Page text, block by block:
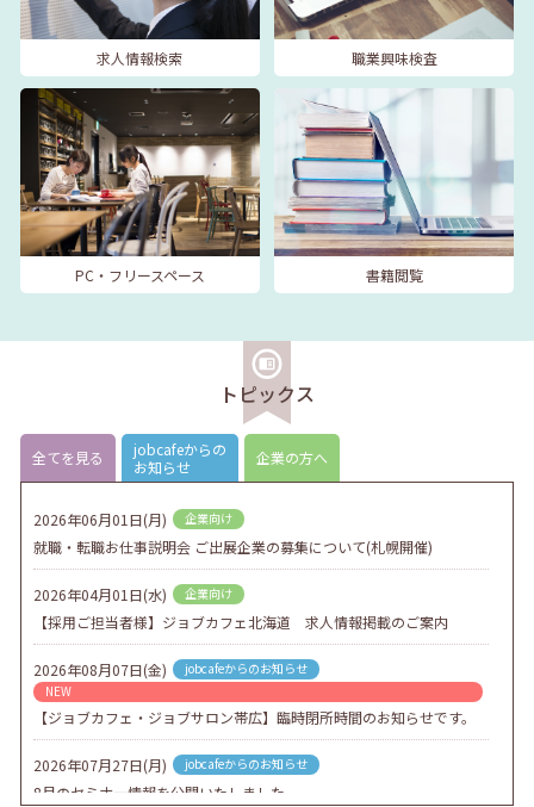
求人情報検索 職業興味検査
PC・フリースペース 書籍閲覧
トピックス
全てを見る
jobcafeからの
お知らせ
企業の方へ
2026年06月01日(月) 企業向け
就職・転職お仕事説明会 ご出展企業の募集について(札幌開催)
2026年04月01日(水) 企業向け
【採用ご担当者様】ジョブカフェ北海道 求人情報掲載のご案内
2026年08月07日(金)
jobcafeからのお知らせ
NEW
【ジョブカフェ・ジョブサロン帯広】臨時閉所時間のお知らせです。
2026年07月27日(月) jobcafeからのお知らせ
8月のセミナー情報を公開いたしました。